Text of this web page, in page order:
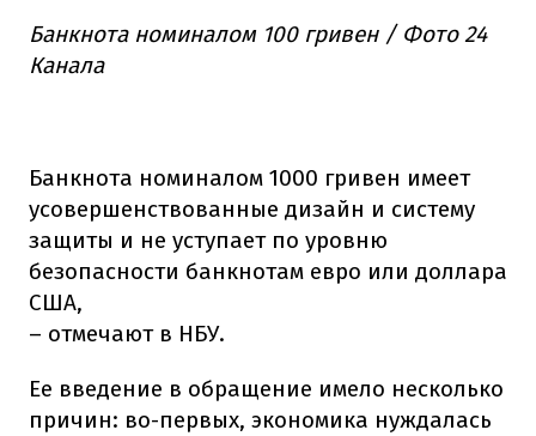
Банкнота номиналом 100 гривен / Фото 24
Канала
Банкнота номиналом 1000 гривен имеет
усовершенствованные дизайн и систему
защиты и не уступает по уровню
безопасности банкнотам евро или доллара
США,
– отмечают в НБУ.
Ее введение в обращение имело несколько
причин: во-первых, экономика нуждалась